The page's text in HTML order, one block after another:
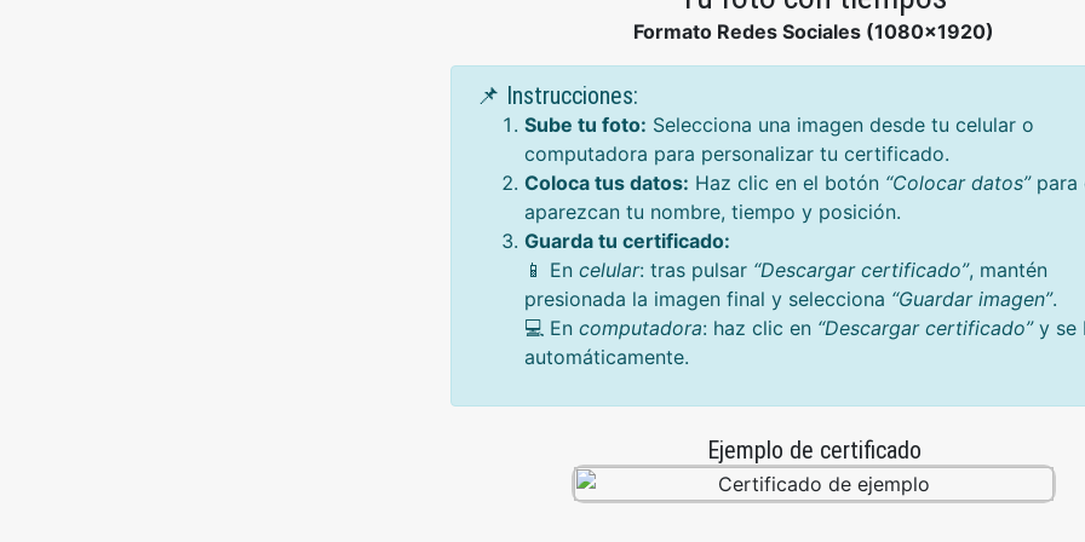
Formato Redes Sociales (1080x1920)
📌 Instrucciones:
Sube tu foto: Selecciona una imagen desde tu celular o
computadora para personalizar tu certificado.
Coloca tus datos: Haz clic en el botón “Colocar datos”para
aparezcan tu nombre, tiempo y posición.
Guarda tu certificado:
📱 En celular: tras pulsar “Descargar certificado”, mantén
presionada la imagen final y selecciona “Guardar imagen”.
💻 En computadora: haz clic en “Descargar certificado”y se
automáticamente.
Ejemplo de certificado